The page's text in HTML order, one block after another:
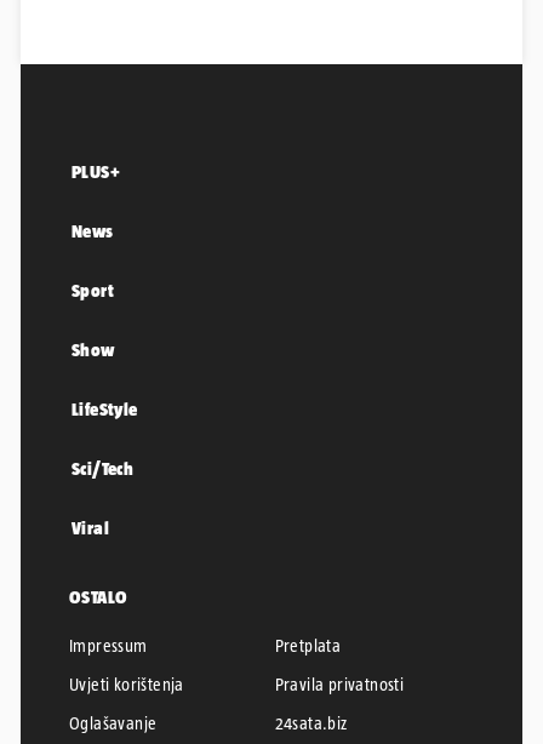
PLUS+
News
Sport
Show
LifeStyle
Sci/Tech
Viral
OSTALO
Impressum
Pretplata
Uvjeti korištenja
Pravila privatnosti
Oglašavanje
24sata.biz